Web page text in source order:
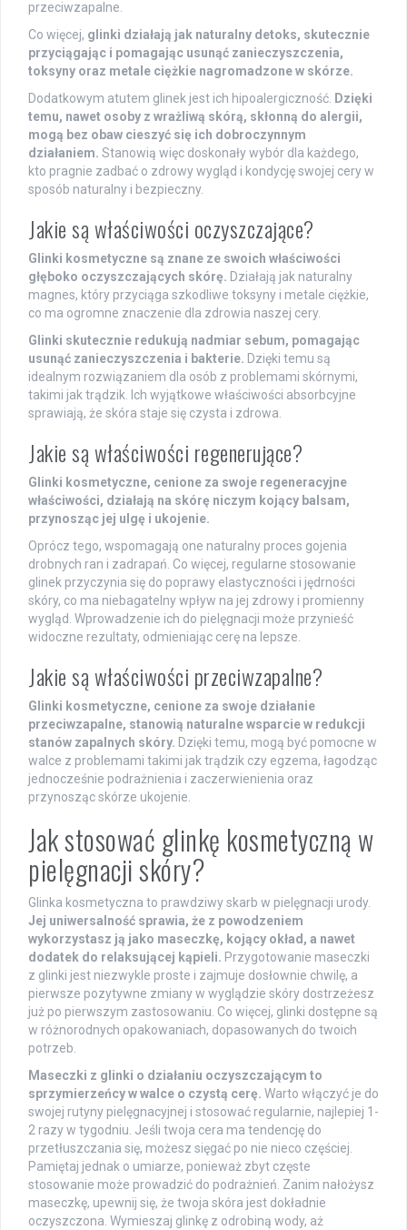
przeciwzapalne.
Co więcej, glinki działają jak naturalny detoks, skutecznie
przyciągając i pomagając usunąć zanieczyszczenia,
toksyny oraz metale ciężkie nagromadzone w skórze.
Dodatkowym atutem glinek jest ich hipoalergiczność. Dzięki
temu, nawet osoby z wrażliwą skórą, skłonną do alergii,
mogą bez obaw cieszyć się ich dobroczynnym
działaniem. Stanowią więc doskonały wybór dla każdego,
kto pragnie zadbać o zdrowy wygląd i kondycję swojej cery w
sposób naturalny i bezpieczny.
Jakie są właściwości oczyszczające?
Glinki kosmetyczne są znane ze swoich właściwości
głęboko oczyszczających skórę. Działają jak naturalny
magnes, który przyciąga szkodliwe toksyny i metale ciężkie,
co ma ogromne znaczenie dla zdrowia naszej cery.
Glinki skutecznie redukują nadmiar sebum, pomagając
usunąć zanieczyszczenia i bakterie. Dzięki temu są
idealnym rozwiązaniem dla osób z problemami skórnymi,
takimi jak trądzik. Ich wyjątkowe właściwości absorbcyjne
sprawiają, że skóra staje się czysta i zdrowa.
Jakie są właściwości regenerujące?
Glinki kosmetyczne, cenione za swoje regeneracyjne
właściwości, działają na skórę niczym kojący balsam,
przynosząc jej ulgę i ukojenie.
Oprócz tego, wspomagają one naturalny proces gojenia
drobnych ran i zadrapań. Co więcej, regularne stosowanie
glinek przyczynia się do poprawy elastyczności i jędrności
skóry, co ma niebagatelny wpływ na jej zdrowy i promienny
wygląd. Wprowadzenie ich do pielęgnacji może przynieść
widoczne rezultaty, odmieniając cerę na lepsze.
Jakie są właściwości przeciwzapalne?
Glinki kosmetyczne, cenione za swoje działanie
przeciwzapalne, stanowią naturalne wsparcie w redukcji
stanów zapalnych skóry. Dzięki temu, mogą być pomocne w
walce z problemami takimi jak trądzik czy egzema, łagodząc
jednocześnie podrażnienia i zaczerwienienia oraz
przynosząc skórze ukojenie.
Jak stosować glinkę kosmetyczną w
pielęgnacji skóry?
Glinka kosmetyczna to prawdziwy skarb w pielęgnacji urody.
Jej uniwersalność sprawia, że z powodzeniem
wykorzystasz ją jako maseczkę, kojący okład, a nawet
dodatek do relaksującej kąpieli. Przygotowanie maseczki
z glinki jest niezwykle proste i zajmuje dosłownie chwilę, a
pierwsze pozytywne zmiany w wyglądzie skóry dostrzeżesz
już po pierwszym zastosowaniu. Co więcej, glinki dostępne są
w różnorodnych opakowaniach, dopasowanych do twoich
potrzeb.
Maseczki z glinki o działaniu oczyszczającym to
sprzymierzeńcy w walce o czystą cerę. Warto włączyć je do
swojej rutyny pielęgnacyjnej i stosować regularnie, najlepiej 1-
2 razy w tygodniu. Jeśli twoja cera ma tendencję do
przetłuszczania się, możesz sięgać po nie nieco częściej.
Pamiętaj jednak o umiarze, ponieważ zbyt częste
stosowanie może prowadzić do podrażnień. Zanim nałożysz
maseczkę, upewnij się, że twoja skóra jest dokładnie
oczyszczona. Wymieszaj glinkę z odrobiną wody, aż